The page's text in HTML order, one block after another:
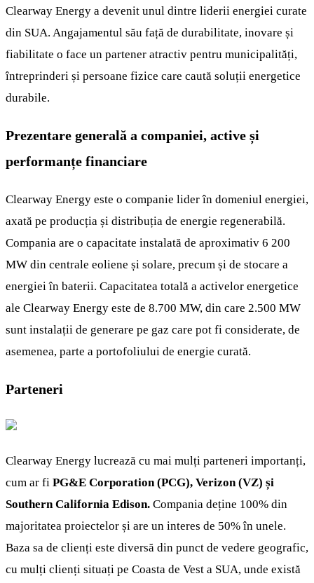
Clearway Energy a devenit unul dintre liderii energiei curate
din SUA. Angajamentul său față de durabilitate, inovare și
fiabilitate o face un partener atractiv pentru municipalități,
întreprinderi și persoane fizice care caută soluții energetice
durabile.
Prezentare generală a companiei, active și
performanțe financiare
Clearway Energy este o companie lider în domeniul energiei,
axată pe producția și distribuția de energie regenerabilă.
Compania are o capacitate instalată de aproximativ 6 200
MW din centrale eoliene și solare, precum și de stocare a
energiei în baterii. Capacitatea totală a activelor energetice
ale Clearway Energy este de 8.700 MW, din care 2.500 MW
sunt instalații de generare pe gaz care pot fi considerate, de
asemenea, parte a portofoliului de energie curată.
Parteneri
Clearway Energy lucrează cu mai mulți parteneri importanți,
cum ar fi PG&E Corporation (PCG), Verizon (VZ) și
Southern California Edison. Compania deține 100% din
majoritatea proiectelor și are un interes de 50% în unele.
Baza sa de clienți este diversă din punct de vedere geografic,
cu mulți clienți situați pe Coasta de Vest a SUA, unde există